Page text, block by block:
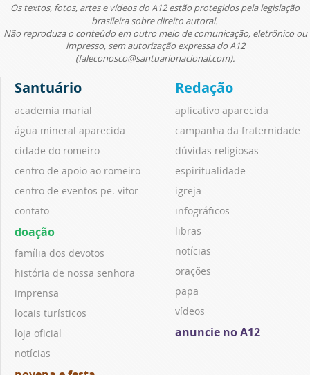
Os textos, fotos, artes e vídeos do A12 estão protegidos pela legislação
brasileira sobre direito autoral.
Não reproduza o conteúdo em outro meio de comunicação, eletrônico ou
impresso, sem autorização expressa do A12
(faleconosco@santuarionacional.com).
Santuário
academia marial
água mineral aparecida
cidade do romeiro
centro de apoio ao romeiro
centro de eventos pe. vitor
contato
doação
família dos devotos
história de nossa senhora
imprensa
locais turísticos
loja oficial
notícias
Redação
aplicativo aparecida
campanha da fraternidade
dúvidas religiosas
espiritualidade
igreja
infográficos
libras
notícias
orações
papa
vídeos
anuncie no A12